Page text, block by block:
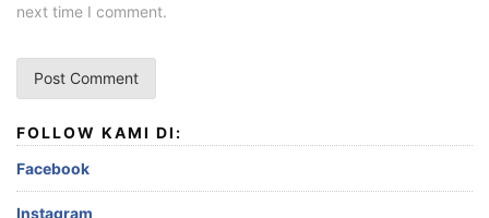
next time I comment.
FOLLOW KAMI DI:
Facebook
Instagram